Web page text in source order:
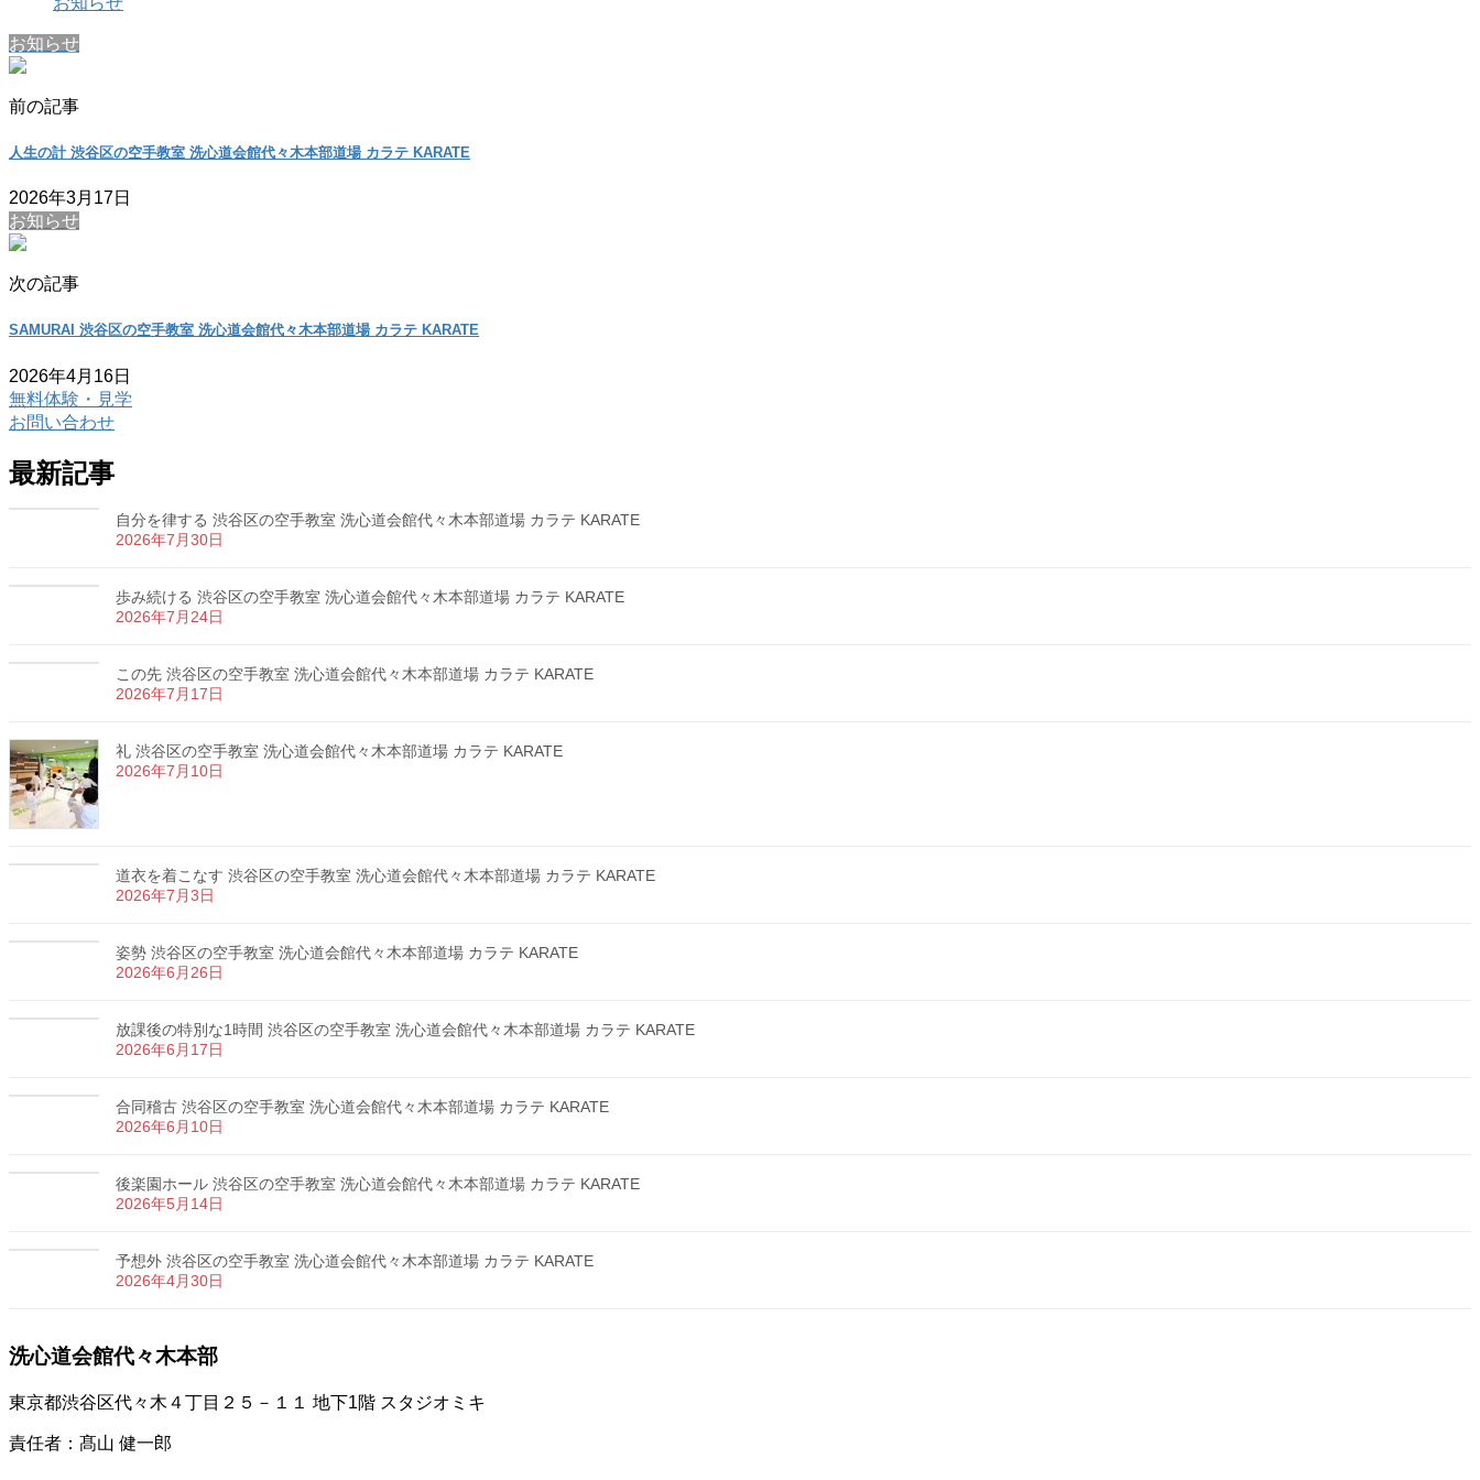
お知らせ
前の記事
人生の計 渋谷区の空手教室 洗心道会館代々木本部道場 カラテ KARATE
2026年3月17日
お知らせ
次の記事
SAMURAI 渋谷区の空手教室 洗心道会館代々木本部道場 カラテ KARATE
2026年4月16日
無料体験・見学
お問い合わせ
最新記事
自分を律する 渋谷区の空手教室 洗心道会館代々木本部道場 カラテ KARATE
2026年7月30日
歩み続ける 渋谷区の空手教室 洗心道会館代々木本部道場 カラテ KARATE
2026年7月24日
この先 渋谷区の空手教室 洗心道会館代々木本部道場 カラテ KARATE
2026年7月17日
礼 渋谷区の空手教室 洗心道会館代々木本部道場 カラテ KARATE
2026年7月10日
道衣を着こなす 渋谷区の空手教室 洗心道会館代々木本部道場 カラテ KARATE
2026年7月3日
姿勢 渋谷区の空手教室 洗心道会館代々木本部道場 カラテ KARATE
2026年6月26日
放課後の特別な1時間 渋谷区の空手教室 洗心道会館代々木本部道場 カラテ KARATE
2026年6月17日
合同稽古 渋谷区の空手教室 洗心道会館代々木本部道場 カラテ KARATE
2026年6月10日
後楽園ホール 渋谷区の空手教室 洗心道会館代々木本部道場 カラテ KARATE
2026年5月14日
予想外 渋谷区の空手教室 洗心道会館代々木本部道場 カラテ KARATE
2026年4月30日
洗心道会館代々木本部
東京都渋谷区代々木４丁目２５－１１ 地下1階 スタジオミキ
責任者：髙山 健一郎